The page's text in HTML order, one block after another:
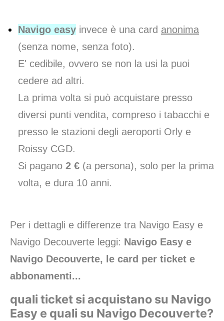
Navigo easy invece è una card anonima
(senza nome, senza foto).
E' cedibile, ovvero se non la usi la puoi
cedere ad altri.
La prima volta si può acquistare presso
diversi punti vendita, compreso i tabacchi e
presso le stazioni degli aeroporti Orly e
Roissy CGD.
Si pagano 2 € (a persona), solo per la prima
volta, e dura 10 anni.
Per i dettagli e differenze tra Navigo Easy e
Navigo Decouverte leggi: Navigo Easy e
Navigo Decouverte, le card per ticket e
abbonamenti...
quali ticket si acquistano su Navigo
Easy e quali su Navigo Decouverte?